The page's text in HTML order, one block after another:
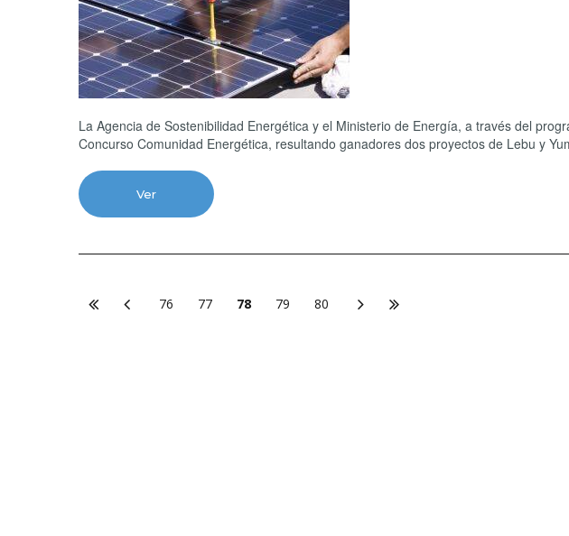
La Agencia de Sostenibilidad Energética y el Ministerio de Energía, a través del
Concurso Comunidad Energética, resultando ganadores dos proyectos de Lebu y
Ver
76 77 78 79 80